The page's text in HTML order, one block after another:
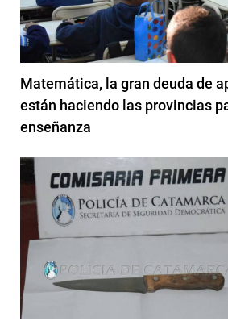
Matemática, la gran deuda de
están haciendo las provincias
enseñanza